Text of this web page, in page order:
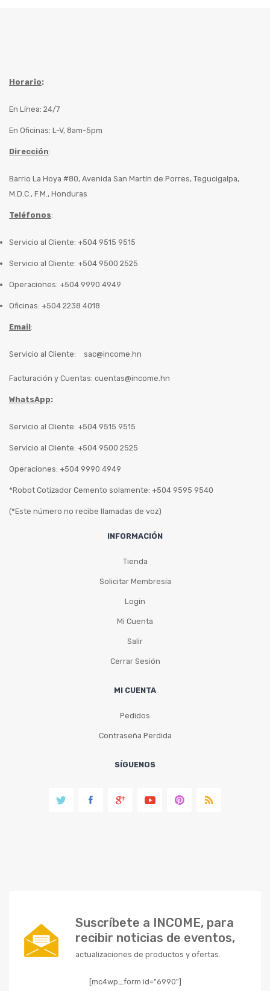
Horario:
En Línea: 24/7
En Oficinas: L-V, 8am-5pm
Dirección:
Barrio La Hoya #80, Avenida San Martín de Porres, Tegucigalpa,
M.D.C., F.M., Honduras
Teléfonos:
Servicio al Cliente: +504 9515 9515
Servicio al Cliente: +504 9500 2525
Operaciones: +504 9990 4949
Oficinas: +504 2238 4018
Email:
Servicio al Cliente: sac@income.hn
Facturación y Cuentas: cuentas@income.hn
WhatsApp:
Servicio al Cliente: +504 9515 9515
Servicio al Cliente: +504 9500 2525
Operaciones: +504 9990 4949
*Robot Cotizador Cemento solamente: +504 9595 9540
(*Este número no recibe llamadas de voz)
INFORMACIÓN
Tienda
Solicitar Membresía
Login
Mi Cuenta
Salir
Cerrar Sesión
MI CUENTA
Pedidos
Contraseña Perdida
SÍGUENOS
Suscríbete a INCOME, para
recibir noticias de eventos,
actualizaciones de productos y ofertas.
[mc4wp_form id="6990"]